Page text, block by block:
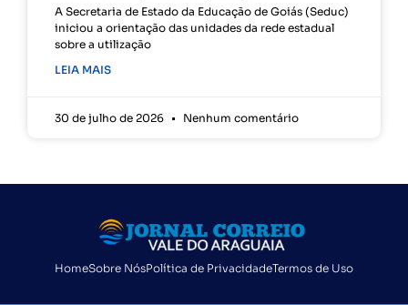
A Secretaria de Estado da Educação de Goiás (Seduc)
iniciou a orientação das unidades da rede estadual
sobre a utilização
LEIA MAIS
30 de julho de 2026 Nenhum comentário
HomeSobre NósPolítica de PrivacidadeTermos de Uso